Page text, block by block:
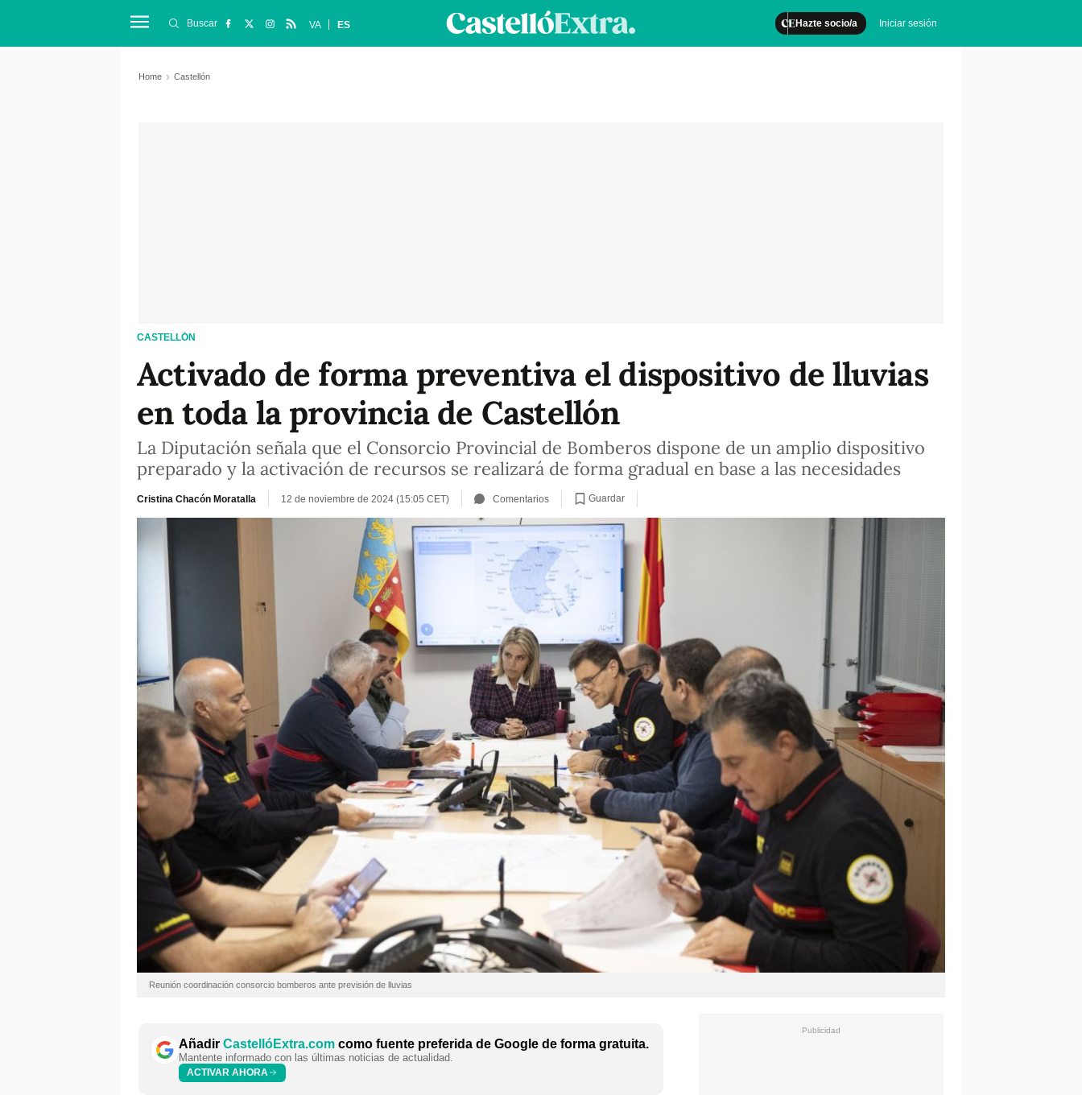
Hazte socio/a Iniciar sesión
Buscar VA ES
Home Castellón
CASTELLÓN
Activado de forma preventiva el dispositivo de lluvias
en toda la provincia de Castellón
La Diputación señala que el Consorcio Provincial de Bomberos dispone de un amplio dispositivo
preparado y la activación de recursos se realizará de forma gradual en base a las necesidades
Cristina Chacón Moratalla 12 de noviembre de 2024 (15:05 CET) Comentarios Guardar
Reunión coordinación consorcio bomberos ante previsión de lluvias
Añadir CastellóExtra.com como fuente preferida de Google de forma gratuita.
Mantente informado con las últimas noticias de actualidad.
ACTIVAR AHORA